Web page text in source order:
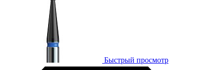
Быстрый просмотр